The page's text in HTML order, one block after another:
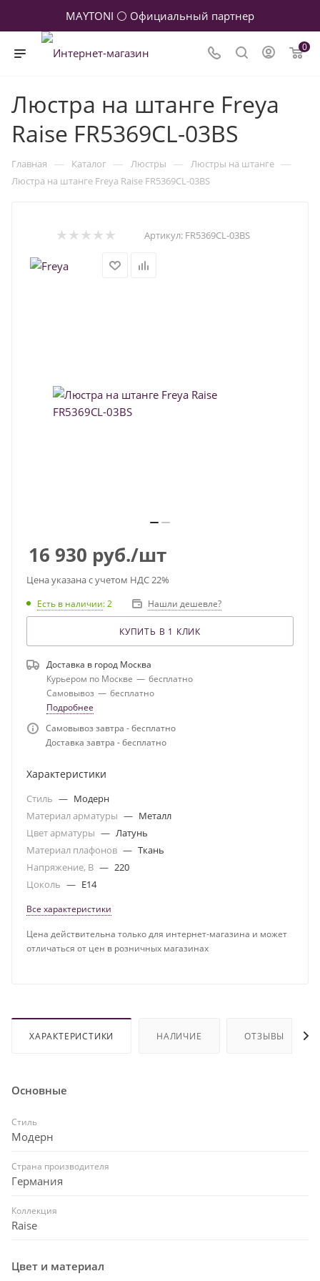
MAYTONI ⚪ Официальный партнер
0
Люстра на штанге Freya
Raise FR5369CL-03BS
Главная — Каталог — Люстры — Люстры на штанге —
Люстра на штанге Freya Raise FR5369CL-03BS
Артикул: FR5369CL-03BS
16 930 руб./шт
Цена указана с учетом НДС 22%
Есть в наличии: 2 Нашли дешевле?
КУПИТЬ В 1 КЛИК
Доставка в город Москва
Курьером по Москве — бесплатно
Самовывоз — бесплатно
Подробнее
Самовывоз завтра - бесплатно
Доставка завтра - бесплатно
Характеристики
Стиль — Модерн
Материал арматуры — Металл
Цвет арматуры — Латунь
Материал плафонов — Ткань
Напряжение, В — 220
Цоколь — E14
Все характеристики
Цена действительна только для интернет-магазина и может
отличаться от цен в розничных магазинах
ХАРАКТЕРИСТИКИ НАЛИЧИЕ ОТЗЫВЫ
Основные
Стиль
Модерн
Страна производителя
Германия
Коллекция
Raise
Цвет и материал